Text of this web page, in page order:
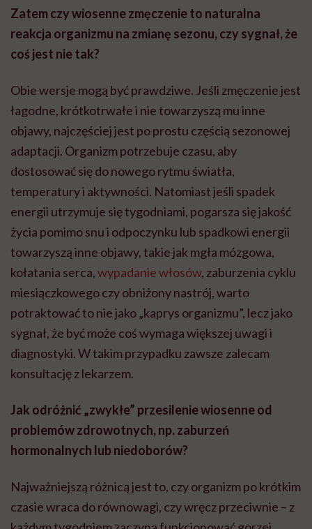
Zatem czy wiosenne zmęczenie to naturalna
reakcja organizmu na zmianę sezonu, czy sygnał, że
coś jest nie tak?
Obie wersje mogą być prawdziwe. Jeśli zmęczenie jest
łagodne, krótkotrwałe i nie towarzyszą mu inne
objawy, najczęściej jest po prostu częścią sezonowej
adaptacji. Organizm potrzebuje czasu, aby
dostosować się do nowego rytmu światła,
temperatury i aktywności. Natomiast jeśli spadek
energii utrzymuje się tygodniami, pogarsza się jakość
życia pomimo snu i odpoczynku lub spadkowi energii
towarzyszą inne objawy, takie jak mgła mózgowa,
kołatania serca,wypadanie włosów, zaburzenia cyklu
miesiączkowego czy obniżony nastrój, warto
potraktować to nie jako „kaprys organizmu”, lecz jako
sygnał, że być może coś wymaga większej uwagi i
diagnostyki. W takim przypadku zawsze zalecam
konsultację z lekarzem.
Jak odróżnić „zwykłe” przesilenie wiosenne od
problemów zdrowotnych, np. zaburzeń
hormonalnych lub niedoborów?
Najważniejszą różnicą jest to, czy organizm po krótkim
czasie wraca do równowagi, czy wręcz przeciwnie – z